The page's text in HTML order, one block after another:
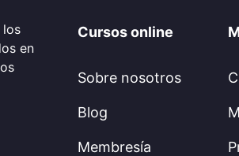
los
en
Cursos online
Sobre nosotros
Blog
Membresía